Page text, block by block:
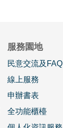
服務園地
民意交流及FAQ
線上服務
申辦書表
全功能櫃檯